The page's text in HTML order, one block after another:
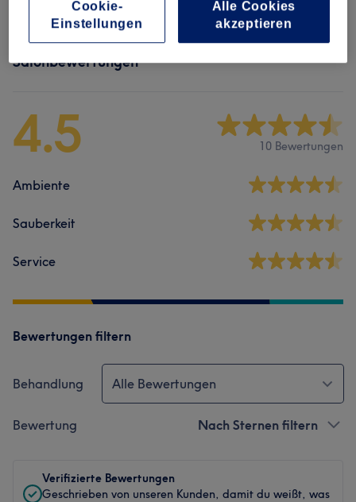
Salonbewertungen
4.5 10 Bewertungen
Ambiente
Sauberkeit
Service
Bewertungen filtern
Behandlung Alle Bewertungen
Bewertung Nach Sternen filtern
Verifizierte Bewertungen
Geschrieben von unseren Kunden, damit du weißt, was
Alle Cookies
akzeptieren
Cookie-
Einstellungen